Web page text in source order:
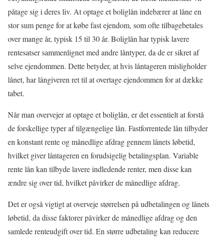
påtage sig i deres liv. At optage et boliglån indebærer at låne en
stor sum penge for at købe fast ejendom, som ofte tilbagebetales
over mange år, typisk 15 til 30 år. Boliglån har typisk lavere
rentesatser sammenlignet med andre låntyper, da de er sikret af
selve ejendommen. Dette betyder, at hvis låntageren misligholder
lånet, har långiveren ret til at overtage ejendommen for at dække
tabet.
Når man overvejer at optage et boliglån, er det essentielt at forstå
de forskellige typer af tilgængelige lån. Fastforrentede lån tilbyder
en konstant rente og månedlige afdrag gennem lånets løbetid,
hvilket giver låntageren en forudsigelig betalingsplan. Variable
rente lån kan tilbyde lavere indledende renter, men disse kan
ændre sig over tid, hvilket påvirker de månedlige afdrag.
Det er også vigtigt at overveje størrelsen på udbetalingen og lånets
løbetid, da disse faktorer påvirker de månedlige afdrag og den
samlede renteudgift over tid. En større udbetaling kan reducere